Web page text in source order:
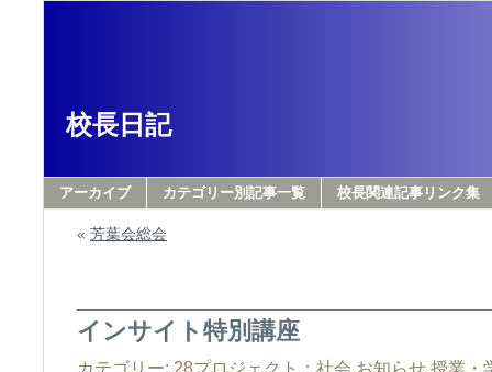
校長日記
アーカイブ カテゴリー別記事一覧 校長関連記事リンク集
« 芳葉会総会
インサイト特別講座
カテゴリー: 28プロジェクト：社会,お知らせ,授業・